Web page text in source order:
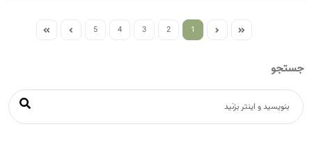
1
2
3
4
5
جستجو